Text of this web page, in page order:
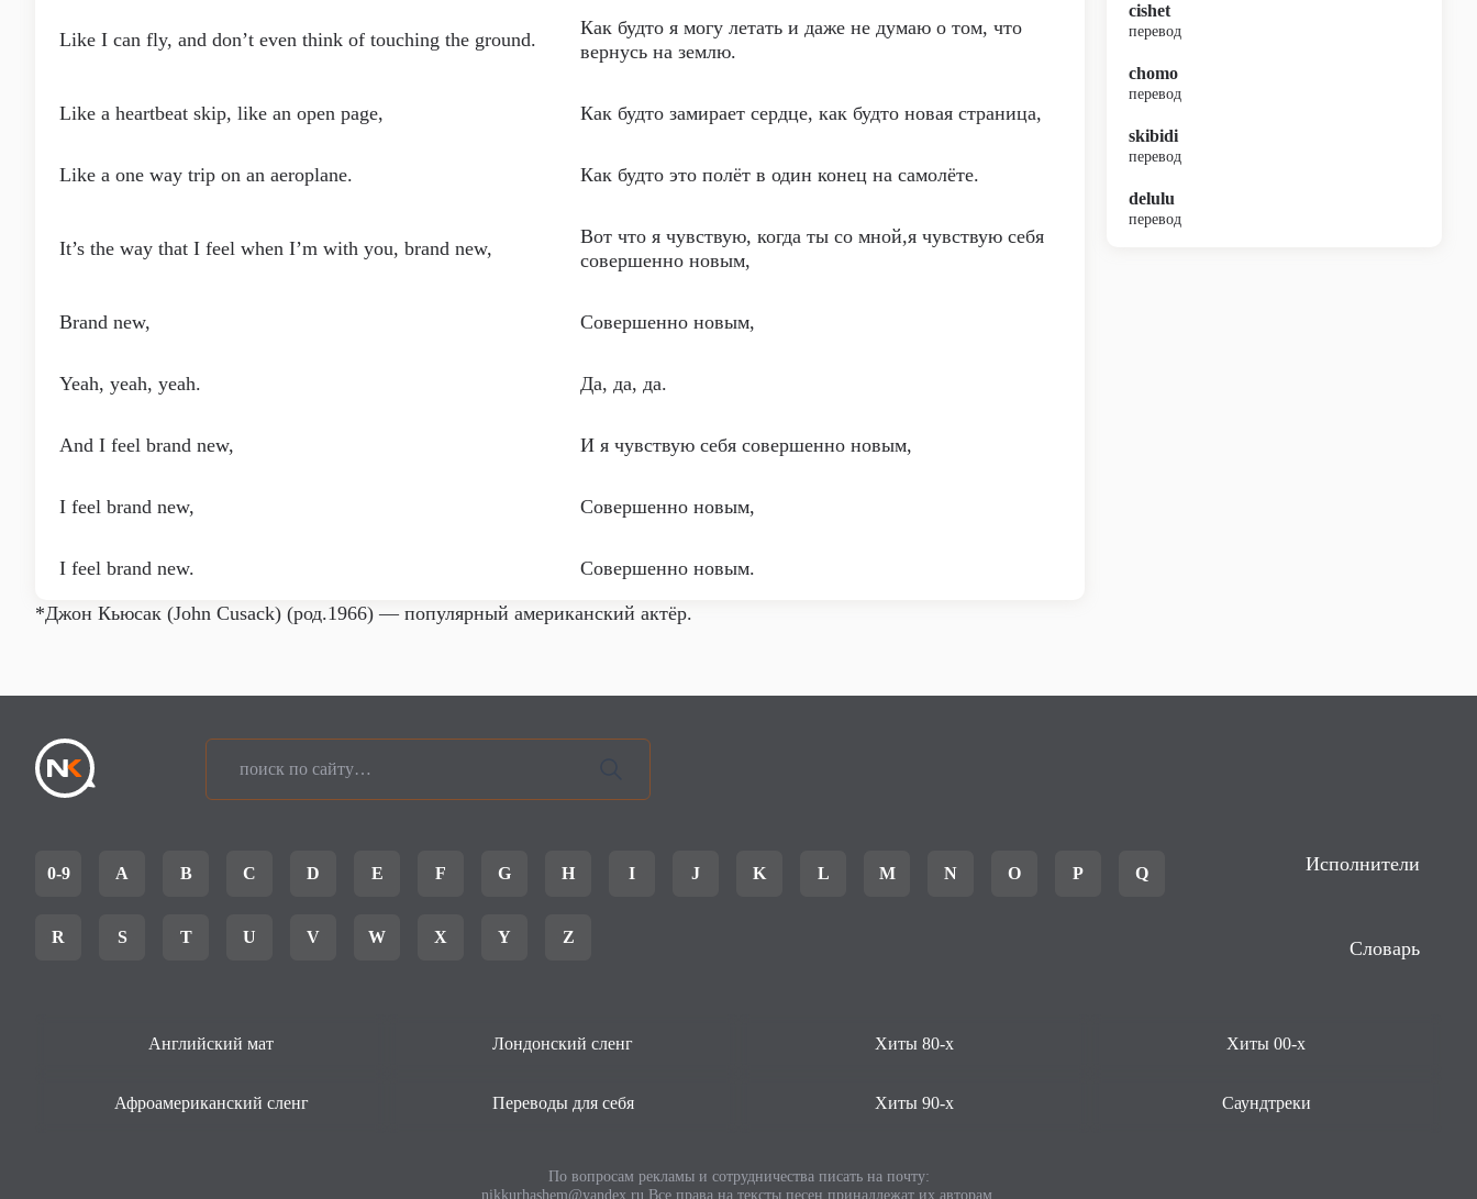
Like I can fly, and don’t even think of touching the ground.
Как будто я могу летать и даже не думаю о том, что
вернусь на землю.
Like a heartbeat skip, like an open page, Как будто замирает сердце, как будто новая страница,
Like a one way trip on an aeroplane. Как будто это полёт в один конец на самолёте.
It’s the way that I feel when I’m with you, brand new,
Вот что я чувствую, когда ты со мной,я чувствую себя
совершенно новым,
Brand new, Совершенно новым,
Yeah, yeah, yeah. Да, да, да.
And I feel brand new, И я чувствую себя совершенно новым,
I feel brand new, Совершенно новым,
I feel brand new. Совершенно новым.
*Джон Кьюсак (John Cusack) (род.1966) — популярный американский актёр.
cishet
перевод
chomo
перевод
skibidi
перевод
delulu
перевод
0-9 A B C D E F G H I J K L M N O P Q
R S T U V W X Y Z
Исполнители
Словарь
Английский мат Лондонский сленг Хиты 80-х Хиты 00-х
Афроамериканский сленг Переводы для себя Хиты 90-х Саундтреки
По вопросам рекламы и сотрудничества писать на почту:
nikkurhashem@yandex.ru Все права на тексты песен принадлежат их авторам.